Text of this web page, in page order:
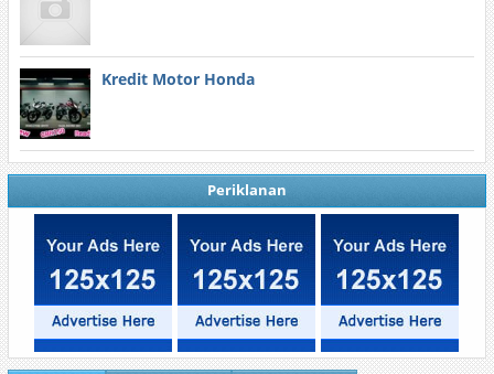
Kredit Motor Honda
Periklanan